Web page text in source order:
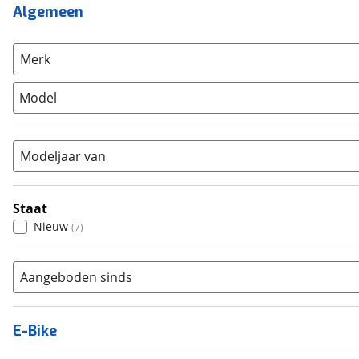
Mountainbike
Overig (0)
Racefiets
Stadsfiets (7)
Tandem
Vouwfiets (0)
Algemeen
Merk
Model
Modeljaar van
Staat
Nieuw (7)
Aangeboden sinds
E-Bike